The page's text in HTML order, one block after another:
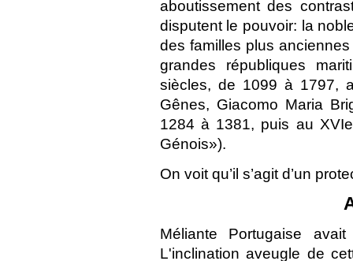
aboutissement des
disputent le pouvoir: la
des familles plus
grandes républiques
siècles, de 1099 à 1797,
Gênes, Giacomo Maria
1284 à 1381, puis au
Génois»).
On voit qu’il s’agit d’un
Méliante Portugaise
L'inclination aveugle de